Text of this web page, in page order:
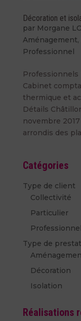
Décoration et
par Morgane
Aménagement,
Professionnel
Cabinet
thermique et
Détails
novembre
arrondis des
Catégories
Type de client
Collectivité
Particulier
Professionnel
Type de
Décoration
Isolation
Réalisations